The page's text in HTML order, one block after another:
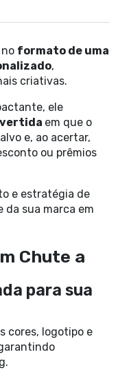
formato de uma
,
criativas.
ele
em que o
e, ao acertar,
ou prêmios
e estratégia de
sua marca em
Chute a
para sua
cores, logotipo e